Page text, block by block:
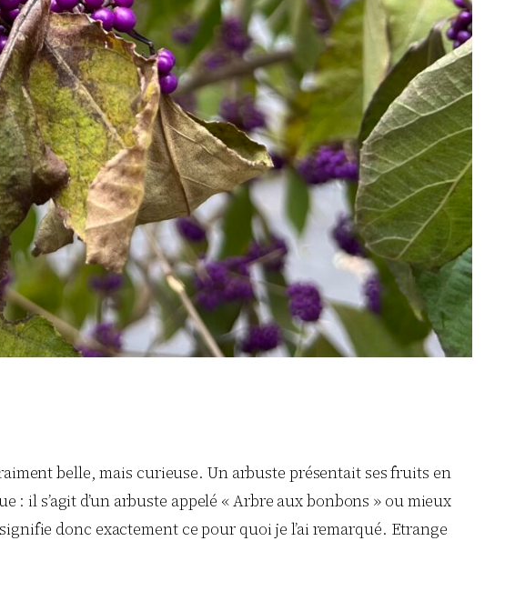
belle, mais curieuse. Un arbuste présentait ses fruits en
: il s’agit d’un arbuste appelé « Arbre aux bonbons » ou mieux
donc exactement ce pour quoi je l’ai remarqué. Etrange